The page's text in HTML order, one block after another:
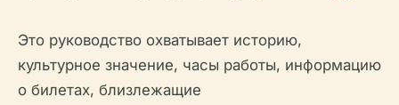
Это руководство охватывает историю,
культурное значение, часы работы, информацию
о билетах, близлежащие